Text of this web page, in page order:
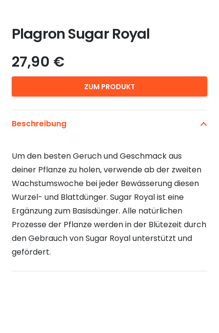
Plagron Sugar Royal
27,90 €
ZUM PRODUKT
Beschreibung
Um den besten Geruch und Geschmack aus
deiner Pflanze zu holen, verwende ab der zweiten
Wachstumswoche bei jeder Bewässerung diesen
Wurzel- und Blattdünger. Sugar Royal ist eine
Ergänzung zum Basisdünger. Alle natürlichen
Prozesse der Pflanze werden in der Blütezeit durch
den Gebrauch von Sugar Royal unterstützt und
gefördert.